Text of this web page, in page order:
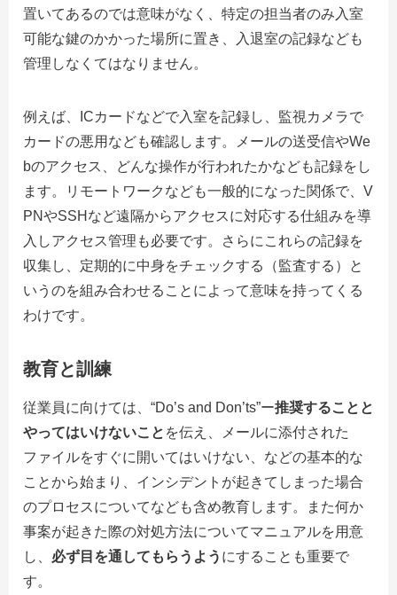
置いてあるのでは意味がなく、特定の担当者のみ入室
可能な鍵のかかった場所に置き、入退室の記録なども
管理しなくてはなりません。
例えば、 ICカードなどで入室を記録し、監視カメラで
カードの悪用なども確認します。メールの送受信やWe
bのアクセス、どんな操作が行われたかなども記録をし
ます。リモートワークなども一般的になった関係で、 V
PNやSSH など遠隔からアクセスに対応する仕組みを導
入しアクセス管理も必要です。さらにこれらの記録を
収集し、定期的に中身をチェックする（監査する）と
いうのを組み合わせることによって意味を持ってくる
わけです。
教育と訓練
従業員に向けては、“Do’s and Don’ts”ー推奨することと
やってはいけないこと を伝え、メールに添付された
ファイルをすぐに開いてはいけない、などの基本的な
ことから始まり、インシデントが起きてしまった場合
のプロセスについてなども含め教育します。また何か
事案が起きた際の対処方法についてマニュアルを用意
し、 必ず目を通してもらうよう にすることも重要で
す。